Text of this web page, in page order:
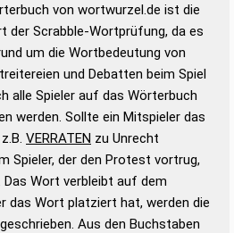
eines semantischen
gute Anhaltspunkte zu
und Wortform, um die
für das Scrabble-Spiel zu
Turnier Scrabble-
– Standardwerk in 12 Bänden
– Richtiges und gutes
von wortwurzel.de ist die
der Scrabble-Wortprüfung, da es
um die Wortbedeutung von
und Debatten beim Spiel
alle Spieler auf das Wörterbuch
werden. Sollte ein Mitspieler das
VERRATEN zu Unrecht
Spieler, der den Protest vortrug,
Das Wort verbleibt auf dem
das Wort platziert hat, werden die
Aus den Buchstaben